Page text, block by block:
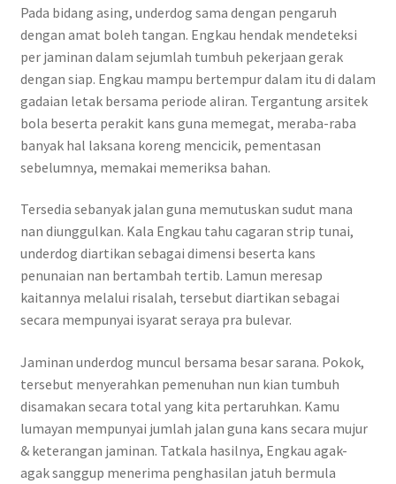
Pada bidang asing, underdog sama dengan pengaruh
dengan amat boleh tangan. Engkau hendak mendeteksi
per jaminan dalam sejumlah tumbuh pekerjaan gerak
dengan siap. Engkau mampu bertempur dalam itu di dalam
gadaian letak bersama periode aliran. Tergantung arsitek
bola beserta perakit kans guna memegat, meraba-raba
banyak hal laksana koreng mencicik, pementasan
sebelumnya, memakai memeriksa bahan.
Tersedia sebanyak jalan guna memutuskan sudut mana
nan diunggulkan. Kala Engkau tahu cagaran strip tunai,
underdog diartikan sebagai dimensi beserta kans
penunaian nan bertambah tertib. Lamun meresap
kaitannya melalui risalah, tersebut diartikan sebagai
secara mempunyai isyarat seraya pra bulevar.
Jaminan underdog muncul bersama besar sarana. Pokok,
tersebut menyerahkan pemenuhan nun kian tumbuh
disamakan secara total yang kita pertaruhkan. Kamu
lumayan mempunyai jumlah jalan guna kans secara mujur
& keterangan jaminan. Tatkala hasilnya, Engkau agak-
agak sanggup menerima penghasilan jatuh bermula